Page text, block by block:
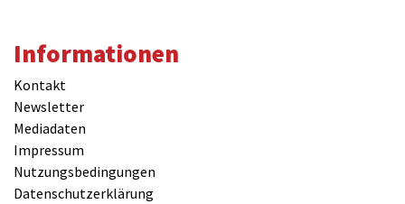
Informationen
Kontakt
Newsletter
Mediadaten
Impressum
Nutzungsbedingungen
Datenschutzerklärung